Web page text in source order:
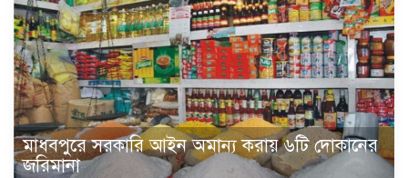
মাধবপুরে সরকারি আইন অমান্য করায় ৬টি দোকানের
জরিমানা